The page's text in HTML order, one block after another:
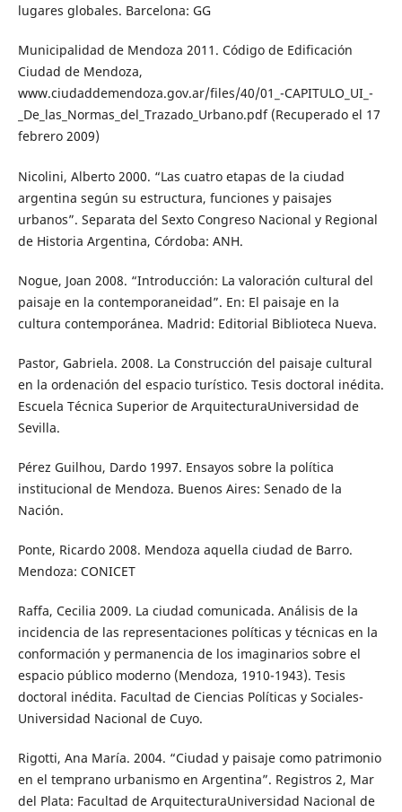
lugares globales. Barcelona: GG
Municipalidad de Mendoza 2011. Código de Edificación
Ciudad de Mendoza,
www.ciudaddemendoza.gov.ar/files/40/01_-CAPITULO_UI_-
_De_las_Normas_del_Trazado_Urbano.pdf (Recuperado el 17
febrero 2009)
Nicolini, Alberto 2000. “Las cuatro etapas de la ciudad
argentina según su estructura, funciones y paisajes
urbanos”. Separata del Sexto Congreso Nacional y Regional
de Historia Argentina, Córdoba: ANH.
Nogue, Joan 2008. “Introducción: La valoración cultural del
paisaje en la contemporaneidad”. En: El paisaje en la
cultura contemporánea. Madrid: Editorial Biblioteca Nueva.
Pastor, Gabriela. 2008. La Construcción del paisaje cultural
en la ordenación del espacio turístico. Tesis doctoral inédita.
Escuela Técnica Superior de ArquitecturaUniversidad de
Sevilla.
Pérez Guilhou, Dardo 1997. Ensayos sobre la política
institucional de Mendoza. Buenos Aires: Senado de la
Nación.
Ponte, Ricardo 2008. Mendoza aquella ciudad de Barro.
Mendoza: CONICET
Raffa, Cecilia 2009. La ciudad comunicada. Análisis de la
incidencia de las representaciones políticas y técnicas en la
conformación y permanencia de los imaginarios sobre el
espacio público moderno (Mendoza, 1910-1943). Tesis
doctoral inédita. Facultad de Ciencias Políticas y Sociales-
Universidad Nacional de Cuyo.
Rigotti, Ana María. 2004. “Ciudad y paisaje como patrimonio
en el temprano urbanismo en Argentina”. Registros 2, Mar
del Plata: Facultad de ArquitecturaUniversidad Nacional de